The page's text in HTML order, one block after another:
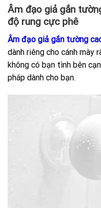
Âm đạo giả gắn
độ rung cực phê
Âm đạo giả gắn tường
dành riêng cho cánh mày
không có bạn tình bên
pháp dành cho bạn.